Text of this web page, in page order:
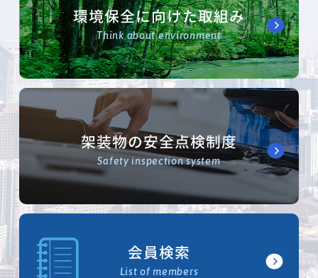
環境保全に向けた取組み
Think about environment
架装物の安全点検制度
Safety inspection system
会員検索
List of members